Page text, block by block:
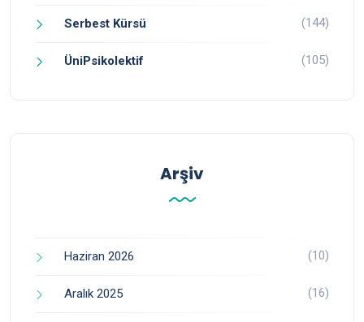
Serbest Kürsü (144)
ÜniPsikolektif (105)
Arşiv
Haziran 2026 (10)
Aralık 2025 (16)